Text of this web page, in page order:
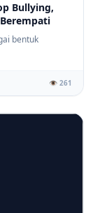
Bullying,
bentuk
👁️ 261